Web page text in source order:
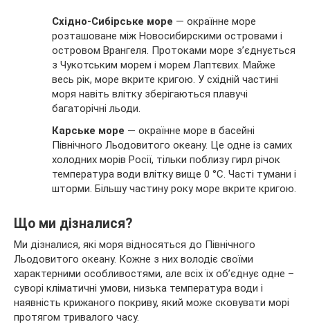
Східно-Сибірське море — окраїнне море
розташоване між Новосибирскими островами і
островом Врангеля. Протоками море з’єднується
з Чукотським морем і морем Лаптєвих. Майже
весь рік, море вкрите кригою. У східній частині
моря навіть влітку зберігаються плавучі
багаторічні льоди.
Карське море — окраїнне море в басейні
Північного Льодовитого океану. Це одне із самих
холодних морів Росії, тільки поблизу гирл річок
температура води влітку вище 0 °C. Часті тумани і
шторми. Більшу частину року море вкрите кригою.
Що ми дізналися?
Ми дізналися, які моря відносяться до Північного
Льодовитого океану. Кожне з них володіє своїми
характерними особливостями, але всіх їх об’єднує одне –
суворі кліматичні умови, низька температура води і
наявність крижаного покриву, який може сковувати морі
протягом тривалого часу.